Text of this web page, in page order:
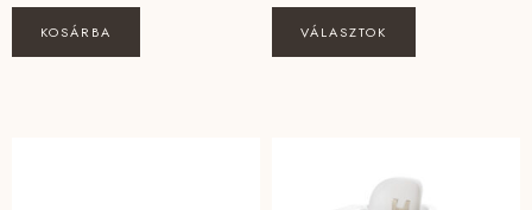
KOSÁRBA VÁLASZTOK
a
A